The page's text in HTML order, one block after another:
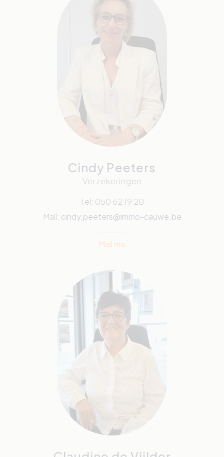
Cindy Peeters
Verzekeringen
Tel: 050 62 19 20
Mail: cindy.peeters@immo-cauwe.be
Mail me